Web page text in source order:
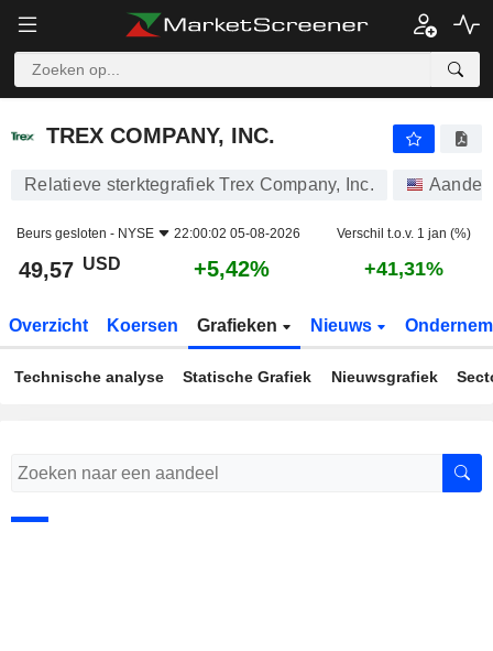
TREX COMPANY, INC.
TREX COMPANY, INC.
Relatieve sterktegrafiek Trex Company, Inc.
Beurs gesloten - NYSE 22:00:02 05-08-2026 Verschil t.o.v. 1 jan (%)
49,57 USD +5,42% +41,31%
Overzicht Koersen Grafieken Nieuws
Technische analyse Statische Grafiek Nieuwsgrafiek